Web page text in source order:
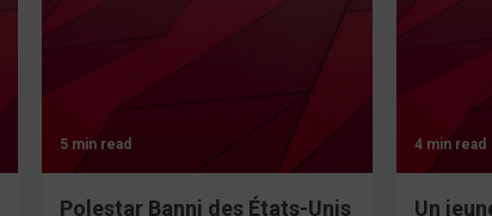
5 min read
Polestar Banni des États-Unis
4 min read
Un